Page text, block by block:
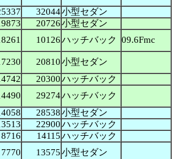
32044小型セダン
20726小型セダン
10126ハッチバック 09.6Fmc
20810小型セダン
20300ハッチバック
29274ハッチバック
28538小型セダン
22900ハッチバック
8716 14115ハッチバック
7770 13575小型セダン